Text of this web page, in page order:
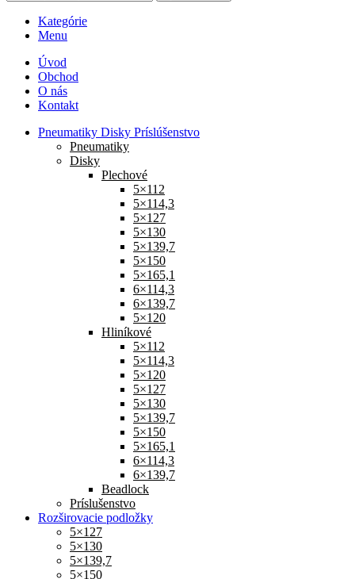
Kategórie
Menu
Úvod
Obchod
O nás
Kontakt
Pneumatiky Disky Príslúšenstvo
Pneumatiky
Disky
Plechové
5×112
5×114,3
5×127
5×130
5×139,7
5×150
5×165,1
6×114,3
6×139,7
5×120
Hliníkové
5×112
5×114,3
5×120
5×127
5×130
5×139,7
5×150
5×165,1
6×114,3
6×139,7
Beadlock
Príslušenstvo
Rozširovacie podložky
5×127
5×130
5×139,7
5×150